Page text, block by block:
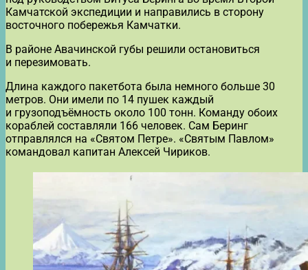
Камчатской экспедиции и направились в сторону
восточного побережья Камчатки.
В районе Авачинской губы решили остановиться
и перезимовать.
Длина каждого пакетбота была немного больше 30
метров. Они имели по 14 пушек каждый
и грузоподъёмность около 100 тонн. Команду обоих
кораблей составляли 166 человек. Сам Беринг
отправлялся на «Святом Петре». «Святым Павлом»
командовал капитан Алексей Чириков.